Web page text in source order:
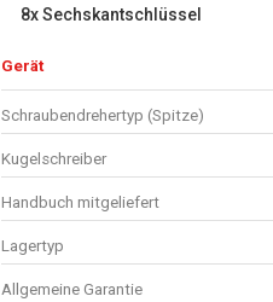
8x Sechskantschlüssel
Gerät
Schraubendrehertyp (Spitze)
Kugelschreiber
Handbuch mitgeliefert
Lagertyp
Allgemeine Garantie